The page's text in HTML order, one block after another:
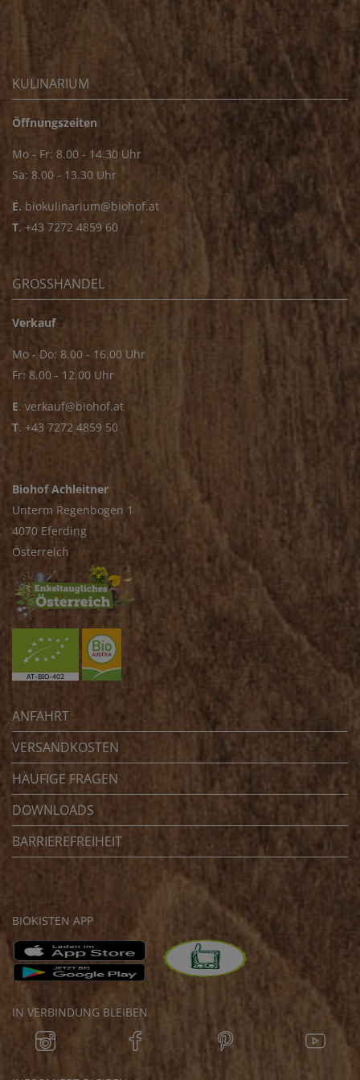
KULINARIUM
Öffnungszeiten
Mo - Fr: 8.00 - 14.30 Uhr
Sa: 8.00 - 13.30 Uhr
E. biokulinarium@biohof.at
T. +43 7272 4859 60
GROSSHANDEL
Verkauf
Mo - Do: 8.00 - 16.00 Uhr
Fr: 8.00 - 12.00 Uhr
E. verkauf@biohof.at
T. +43 7272 4859 50
Biohof Achleitner
Unterm Regenbogen 1
4070 Eferding
Österreich
ANFAHRT
VERSANDKOSTEN
HÄUFIGE FRAGEN
DOWNLOADS
BARRIEREFREIHEIT
BIOKISTEN APP
IN VERBINDUNG BLEIBEN